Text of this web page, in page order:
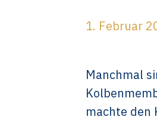
1. Februar
Manchmal
machte den